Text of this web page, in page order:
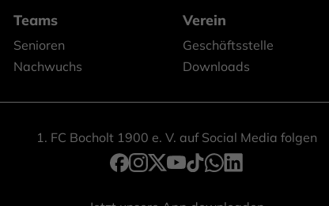
Teams
Senioren
Nachwuchs
Verein
Geschäftsstelle
Downloads
1. FC Bocholt 1900 e. V. auf Social Media folgen